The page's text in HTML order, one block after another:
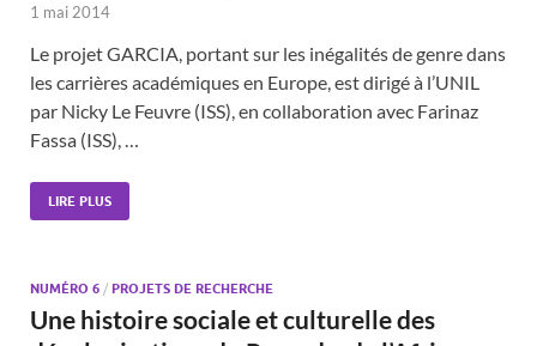
1 mai 2014
Le projet GARCIA, portant sur les inégalités de genre dans
les carrières académiques en Europe, est dirigé à l’UNIL
par Nicky Le Feuvre (ISS), en collaboration avec Farinaz
Fassa (ISS), …
LIRE PLUS
NUMÉRO 6 / PROJETS DE RECHERCHE
Une histoire sociale et culturelle des